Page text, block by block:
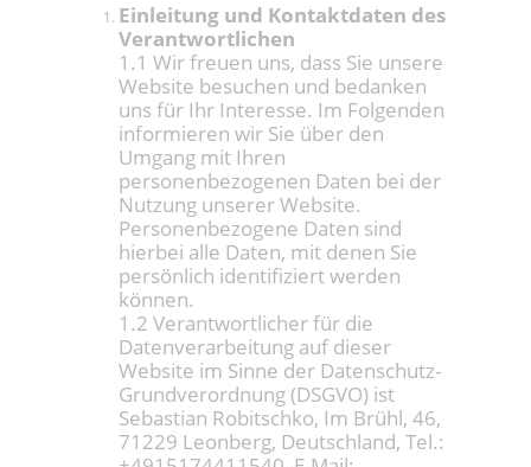
Einleitung und Kontaktdaten des
Verantwortlichen
1.1 Wir freuen uns, dass Sie unsere
Website besuchen und bedanken
uns für Ihr Interesse. Im Folgenden
informieren wir Sie über den
Umgang mit Ihren
personenbezogenen Daten bei der
Nutzung unserer Website.
Personenbezogene Daten sind
hierbei alle Daten, mit denen Sie
persönlich identifiziert werden
können.
1.2 Verantwortlicher für die
Datenverarbeitung auf dieser
Website im Sinne der Datenschutz-
Grundverordnung (DSGVO) ist
Sebastian Robitschko, Im Brühl, 46,
71229 Leonberg, Deutschland, Tel.: